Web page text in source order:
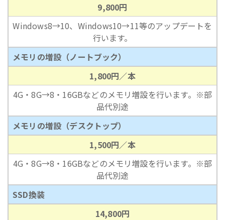
9,800円
Windows8→10、Windows10→11等のアップデートを
行います。
メモリの増設（ノートブック）
1,800円／本
4G・8G→8・16GBなどのメモリ増設を行います。※部
品代別途
メモリの増設（デスクトップ）
1,500円／本
4G・8G→8・16GBなどのメモリ増設を行います。※部
品代別途
SSD換装
14,800円